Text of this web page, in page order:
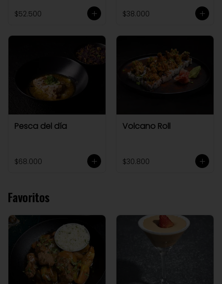
$52.500 $38.000
Pesca del día
$68.000
Volcano Roll
$30.800
Favoritos